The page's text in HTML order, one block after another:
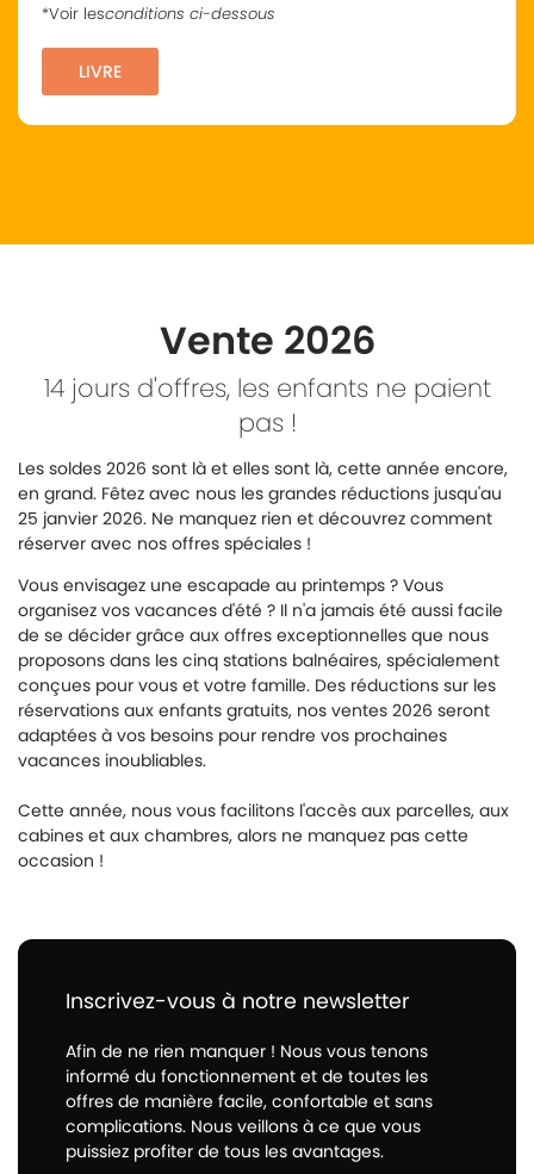
*Voir lesconditions ci-dessous
LIVRE
Vente 2026
14 jours d'offres, les enfants ne paient
pas !
Les soldes 2026 sont là et elles sont là, cette année encore,
en grand. Fêtez avec nous les grandes réductions jusqu'au
25 janvier 2026. Ne manquez rien et découvrez comment
réserver avec nos offres spéciales !
Vous envisagez une escapade au printemps ? Vous
organisez vos vacances d'été ? Il n'a jamais été aussi facile
de se décider grâce aux offres exceptionnelles que nous
proposons dans les cinq stations balnéaires, spécialement
conçues pour vous et votre famille. Des réductions sur les
réservations aux enfants gratuits, nos ventes 2026 seront
adaptées à vos besoins pour rendre vos prochaines
vacances inoubliables.
Cette année, nous vous facilitons l'accès aux parcelles, aux
cabines et aux chambres, alors ne manquez pas cette
occasion !
Inscrivez-vous à notre newsletter
Afin de ne rien manquer ! Nous vous tenons
informé du fonctionnement et de toutes les
offres de manière facile, confortable et sans
complications. Nous veillons à ce que vous
puissiez profiter de tous les avantages.